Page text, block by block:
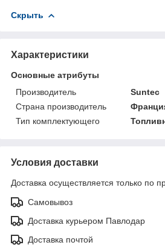
Скрыть
Характеристики
Основные атрибуты
Производитель
Suntec
Страна производитель
Тип комплектующего
Условия доставки
Доставка осуществляется только по
Самовывоз
Доставка курьером Павлодар
Доставка почтой